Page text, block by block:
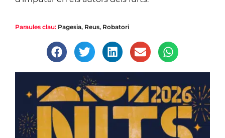
Paraules clau: Pagesia, Reus, Robatori